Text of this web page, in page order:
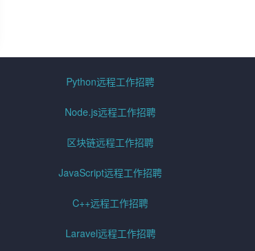
Python远程工作招聘
Node.js远程工作招聘
区块链远程工作招聘
JavaScript远程工作招聘
C++远程工作招聘
Laravel远程工作招聘